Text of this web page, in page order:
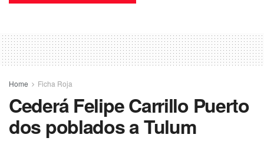
Home Ficha Roja
Cederá Felipe Carrillo Puerto
dos poblados a Tulum